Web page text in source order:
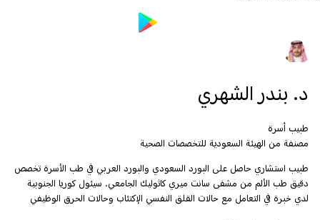
د. بندر الشهري
طبيب أسرة
مصنفة من الهيئة السعودية للتخصصات الصحية
طبيب استشاري حاصل على البورد السعودي والبورد العربي في طب الأسرة تخصص
دقيق طب الألم من مشفى سانت ميري كاثوليك الجامعي، سيئول كوريا الجنوبية
لدي خبرة في التعامل مع حالات القلق النفسي الإكتئاب وحالات الحرق الوظيفي